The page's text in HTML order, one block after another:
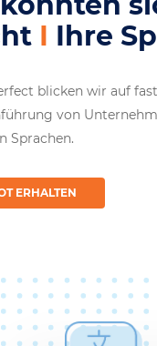
Ihre
blicken wir auf
von
Sprachen.
ERHALTEN